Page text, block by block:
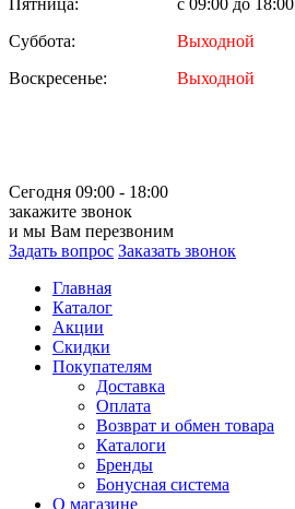
Пятница:
с 09:00 до 18:00
Суббота:
Выходной
Воскресенье:
Выходной
Сегодня 09:00 - 18:00
закажите звонок
и мы Вам перезвоним
Задать вопрос Заказать звонок
Главная
Каталог
Акции
Скидки
Покупателям
Доставка
Оплата
Возврат и обмен товара
Каталоги
Бренды
Бонусная система
О магазине